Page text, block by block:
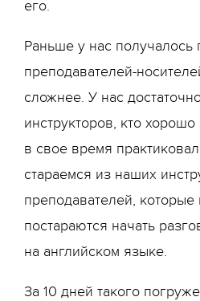
его.
Раньше у нас получалось
преподавателей-
сложнее. У нас
инструкторов, кто хорошо
в свое время
стараемся из наших
преподавателей,
постараются начать
на английском языке.
За 10 дней такого